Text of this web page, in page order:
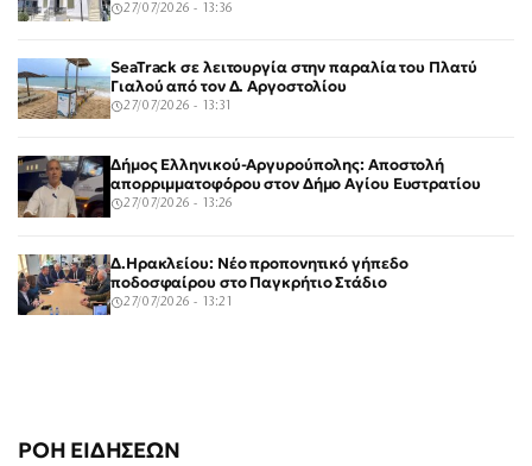
ΡΟΗ ΕΙΔΗΣΕΩΝ
27/07/2026 - 13:36
SeaTrack σε λειτουργία στην παραλία του Πλατύ
Γιαλού από τον Δ. Αργοστολίου
27/07/2026 - 13:31
Δήμος Ελληνικού-Αργυρούπολης: Αποστολή
απορριμματοφόρου στον Δήμο Αγίου Ευστρατίου
27/07/2026 - 13:26
Δ.Ηρακλείου: Νέο προπονητικό γήπεδο
ποδοσφαίρου στο Παγκρήτιο Στάδιο
27/07/2026 - 13:21